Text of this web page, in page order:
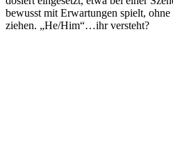
bewusst mit Erwartungen spielt,
ziehen. „He/Him“…ihr versteht?